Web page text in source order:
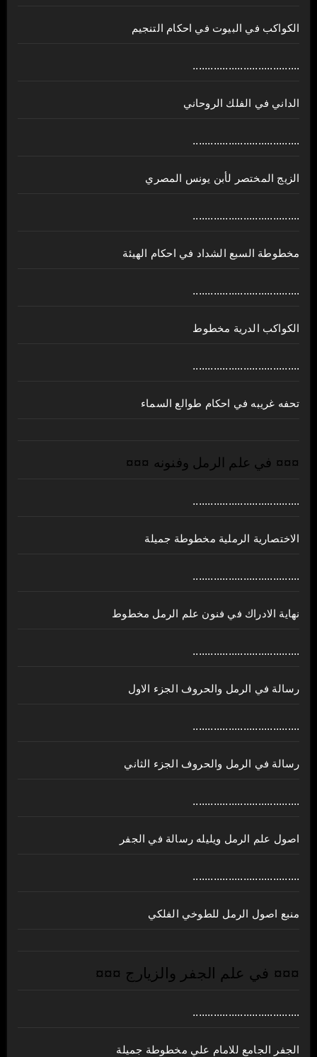
الكواكب في البيوت في احكام التنجيم
....................................
الداني في الفلك الروحاني
....................................
الزيج المختصر لأبن يونس المصري
....................................
مخطوطة السبع الشداد في احكام الهيئة
....................................
الكواكب الدرية مخطوط
....................................
تحفه غريبه في احكام طوالع السماء
¤¤¤ في علم الرمل وفنونه ¤¤¤
....................................
الاختصارية الرملية مخطوطة جميلة
....................................
نهاية الادراك في فنون علم الرمل مخطوط
....................................
رسالة في الرمل والحروف الجزء الاول
....................................
رسالة في الرمل والحروف الجزء الثاني
....................................
اصول علم الرمل ويليله رسالة في الجفر
....................................
منبع اصول الرمل للطوخي الفلكي
¤¤¤ في علم الجفر والزيارج ¤¤¤
....................................
الجفر الجامع للامام علي مخطوطة جميلة